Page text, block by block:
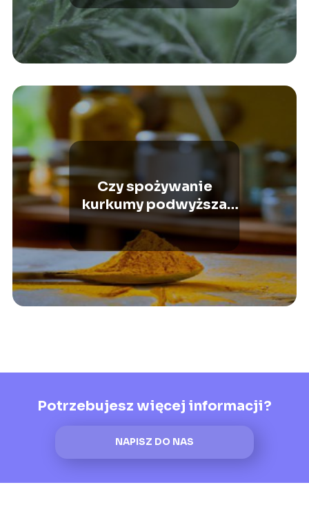
Czy spożywanie
kurkumy podwyższa
ciśnienie?
Potrzebujesz więcej informacji?
NAPISZ DO NAS